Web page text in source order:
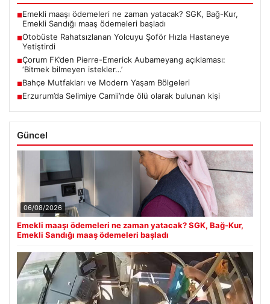
■Emekli maaşı ödemeleri ne zaman yatacak? SGK, Bağ-Kur,
Emekli Sandığı maaş ödemeleri başladı
■Otobüste Rahatsızlanan Yolcuyu Şoför Hızla Hastaneye
Yetiştirdi
■Çorum FK’den Pierre-Emerick Aubameyang açıklaması:
‘Bitmek bilmeyen istekler…’
■Bahçe Mutfakları ve Modern Yaşam Bölgeleri
■Erzurum’da Selimiye Camii’nde ölü olarak bulunan kişi
Güncel
06/08/2026
Emekli maaşı ödemeleri ne zaman yatacak? SGK, Bağ-Kur,
Emekli Sandığı maaş ödemeleri başladı